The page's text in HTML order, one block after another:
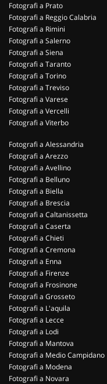
Fotografi a Prato
Fotografi a Reggio Calabria
Fotografi a Rimini
Fotografi a Salerno
Fotografi a Siena
Fotografi a Taranto
Fotografi a Torino
Fotografi a Treviso
Fotografi a Varese
Fotografi a Vercelli
Fotografi a Viterbo
Fotografi a Alessandria
Fotografi a Arezzo
Fotografi a Avellino
Fotografi a Belluno
Fotografi a Biella
Fotografi a Brescia
Fotografi a Caltanissetta
Fotografi a Caserta
Fotografi a Chieti
Fotografi a Cremona
Fotografi a Enna
Fotografi a Firenze
Fotografi a Frosinone
Fotografi a Grosseto
Fotografi a L'aquila
Fotografi a Lecce
Fotografi a Lodi
Fotografi a Mantova
Fotografi a Medio Campidano
Fotografi a Modena
Fotografi a Novara